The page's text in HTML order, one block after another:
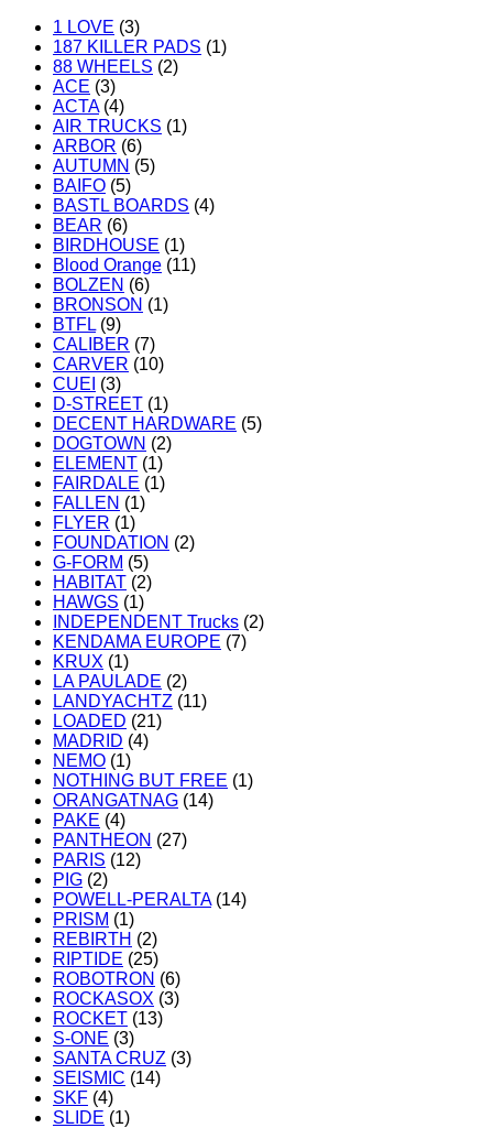
1 LOVE (3)
187 KILLER PADS (1)
88 WHEELS (2)
ACE (3)
ACTA (4)
AIR TRUCKS (1)
ARBOR (6)
AUTUMN (5)
BAIFO (5)
BASTL BOARDS (4)
BEAR (6)
BIRDHOUSE (1)
Blood Orange (11)
BOLZEN (6)
BRONSON (1)
BTFL (9)
CALIBER (7)
CARVER (10)
CUEI (3)
D-STREET (1)
DECENT HARDWARE (5)
DOGTOWN (2)
ELEMENT (1)
FAIRDALE (1)
FALLEN (1)
FLYER (1)
FOUNDATION (2)
G-FORM (5)
HABITAT (2)
HAWGS (1)
INDEPENDENT Trucks (2)
KENDAMA EUROPE (7)
KRUX (1)
LA PAULADE (2)
LANDYACHTZ (11)
LOADED (21)
MADRID (4)
NEMO (1)
NOTHING BUT FREE (1)
ORANGATNAG (14)
PAKE (4)
PANTHEON (27)
PARIS (12)
PIG (2)
POWELL-PERALTA (14)
PRISM (1)
REBIRTH (2)
RIPTIDE (25)
ROBOTRON (6)
ROCKASOX (3)
ROCKET (13)
S-ONE (3)
SANTA CRUZ (3)
SEISMIC (14)
SKF (4)
SLIDE (1)